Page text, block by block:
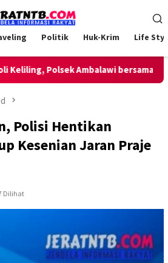
Politik Huk-Krim Life
Polsek Ambalawi bersama TNI dan
Polisi Hentikan
Kesenian Jaran Praje
Dilihat